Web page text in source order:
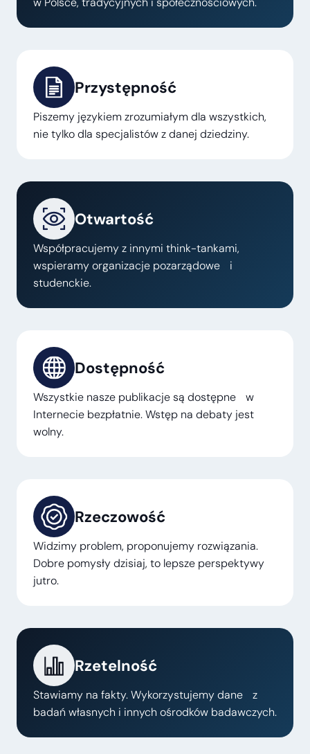
Przystępność
Piszemy językiem zrozumiałym dla wszystkich,
nie tylko dla specjalistów z danej dziedziny.
Otwartość
Współpracujemy z innymi think-tankami,
wspieramy organizacje pozarządowe i
studenckie.
Dostępność
Wszystkie nasze publikacje są dostępne w
Internecie bezpłatnie. Wstęp na debaty jest
wolny.
Rzeczowość
Widzimy problem, proponujemy rozwiązania.
Dobre pomysły dzisiaj, to lepsze perspektywy
jutro.
Rzetelność
Stawiamy na fakty. Wykorzystujemy dane z
badań własnych i innych ośrodków badawczych.